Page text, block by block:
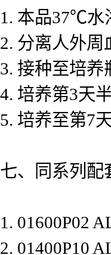
1. 本品37℃水
2. 分离人外周
3. 接种至培
4. 培养第3天
5. 培养至第7
七、同系列配
1. 01600P02
2. 01400P10